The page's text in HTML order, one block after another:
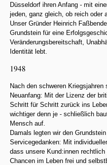
Düsseldorf ihren Anfang - mit
jeden, ganz gleich, ob reich oder
Unser Gründer Heinrich
Grundstein für eine
Veränderungsbereitschaft,
Identität lebt.
1948
Nach den schweren
Neuanfang: Mit der Lizenz der
Schritt für Schritt zurück ins
wichtiger denn je - schließlich
Mensch auf.
Damals legten wir den
Servicegedanken: Mit
dass unsere Kund:innen
Chancen im Leben frei und